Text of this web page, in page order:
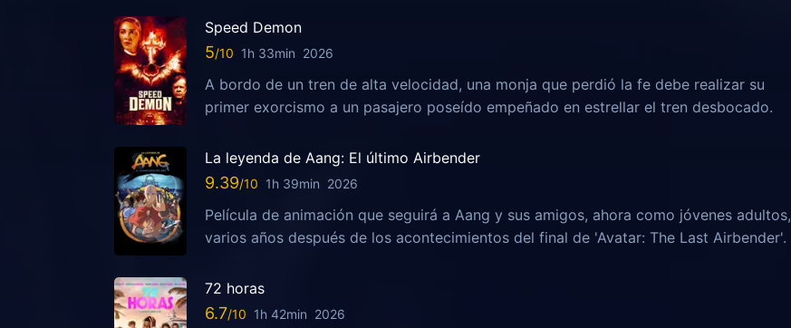
Speed Demon
5 1h 33min 2026
A bordo de un tren de alta velocidad, una monja que perdió la fe debe realizar su
primer exorcismo a un pasajero poseído empeñado en estrellar el tren desbocado.
La leyenda de Aang: El último Airbender
9.39 1h 39min 2026
Película de animación que seguirá a Aang y sus amigos, ahora como jóvenes adultos,
varios años después de los acontecimientos del final de 'Avatar: The Last Airbender'.
72 horas
6.7 1h 42min 2026